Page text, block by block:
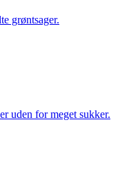
grøntsager.
uden for meget sukker.